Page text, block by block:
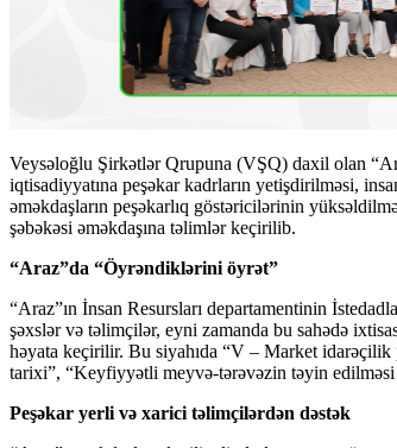
Veysəloğlu Şirkətlər Qrupuna (VŞQ) daxil olan
iqtisadiyyatına peşəkar kadrların yetişdirilməsi,
əməkdaşların peşəkarlıq göstəricilərinin
şəbəkəsi əməkdaşına təlimlər keçirilib.
“Araz”da “Öyrəndiklərini öyrət”
“Araz”ın İnsan Resursları departamentinin
şəxslər və təlimçilər, eyni zamanda bu sahədə
həyata keçirilir. Bu siyahıda “V – Market idarəçilik
tarixi”, “Keyfiyyətli meyvə-tərəvəzin təyin edilməsi
Peşəkar yerli və xarici təlimçilərdən dəstək